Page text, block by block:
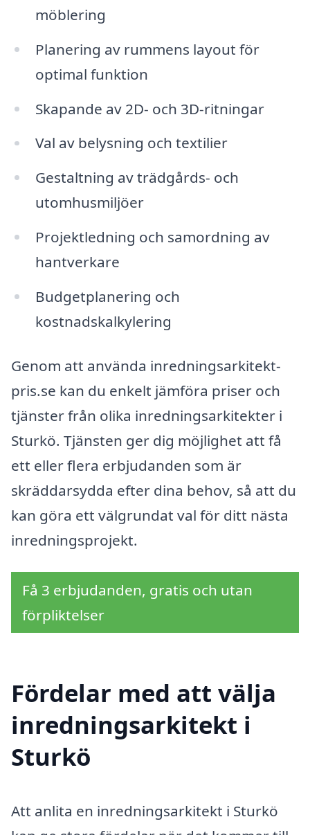
möblering
Planering av rummens layout för
optimal funktion
Skapande av 2D- och 3D-ritningar
Val av belysning och textilier
Gestaltning av trädgårds- och
utomhusmiljöer
Projektledning och samordning av
hantverkare
Budgetplanering och
kostnadskalkylering
Genom att använda inredningsarkitekt-
pris.se kan du enkelt jämföra priser och
tjänster från olika inredningsarkitekter i
Sturkö. Tjänsten ger dig möjlighet att få
ett eller flera erbjudanden som är
skräddarsydda efter dina behov, så att du
kan göra ett välgrundat val för ditt nästa
inredningsprojekt.
Få 3 erbjudanden, gratis och utan
förpliktelser
Fördelar med att välja
inredningsarkitekt i
Sturkö
Att anlita en inredningsarkitekt i Sturkö